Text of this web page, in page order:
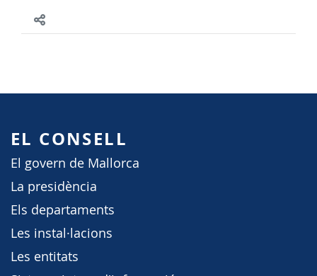
EL CONSELL
El govern de Mallorca
La presidència
Els departaments
Les instal·lacions
Les entitats